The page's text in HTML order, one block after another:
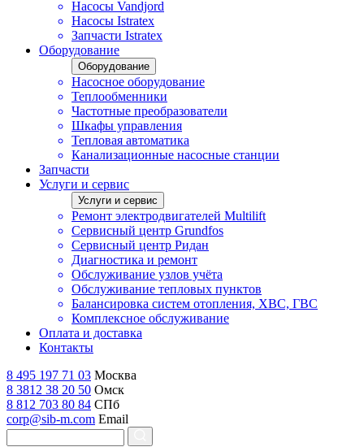
Насосы Vandjord
Насосы Istratex
Запчасти Istratex
Оборудование
Оборудование
Насосное оборудование
Теплообменники
Частотные преобразователи
Шкафы управления
Тепловая автоматика
Канализационные насосные станции
Запчасти
Услуги и сервис
Услуги и сервис
Ремонт электродвигателей Multilift
Сервисный центр Grundfos
Сервисный центр Ридан
Диагностика и ремонт
Обслуживание узлов учёта
Обслуживание тепловых пунктов
Балансировка систем отопления, ХВС, ГВС
Комплексное обслуживание
Оплата и доставка
Контакты
8 495 197 71 03 Москва
8 3812 38 20 50 Омск
8 812 703 80 84 СПб
corp@sib-m.com Email